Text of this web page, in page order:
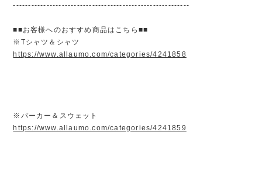
----------------------------------------------------------
■■お客様へのおすすめ商品はこちら■■
※Tシャツ＆シャツ
https://www.allaumo.com/categories/4241858
※パーカー＆スウェット
https://www.allaumo.com/categories/4241859